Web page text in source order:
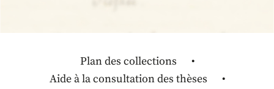
Plan des collections
Aide à la consultation des thèses